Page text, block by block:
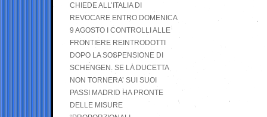
CHIEDE ALL’ITALIA DI
REVOCARE ENTRO DOMENICA
9 AGOSTO I CONTROLLI ALLE
FRONTIERE REINTRODOTTI
DOPO LA SOSPENSIONE DI
SCHENGEN. SE LA DUCETTA
NON TORNERA’ SUI SUOI
PASSI MADRID HA PRONTE
DELLE MISURE